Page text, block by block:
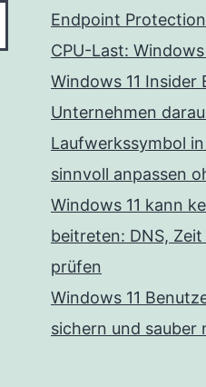
Endpoint
CPU-Last:
Windows 11 Insider
Unternehmen
Laufwerkssymbol
sinnvoll anpassen
Windows 11 kann
beitreten: DNS,
prüfen
Windows 11
sichern und sauber